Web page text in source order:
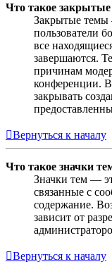
Что такое
Закрытые темы
пользователи
все
завершаются.
причинам
конференции.
закрывать
Вернуться к началу
Что такое значки
Значки тем —
связанные с
содержание.
зависит от
Вернуться к началу